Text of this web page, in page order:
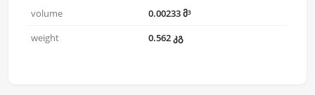
volume
0.00233 მ³
weight
0.562 კგ